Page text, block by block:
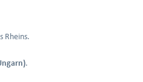
Rheins.
.